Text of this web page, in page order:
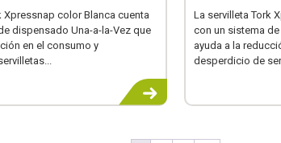
Xpressnap color Blanca cuenta
dispensado Una-a-la-Vez que
en el consumo y
La servilleta Tork
con un sistema
ayuda a la
desperdicio de